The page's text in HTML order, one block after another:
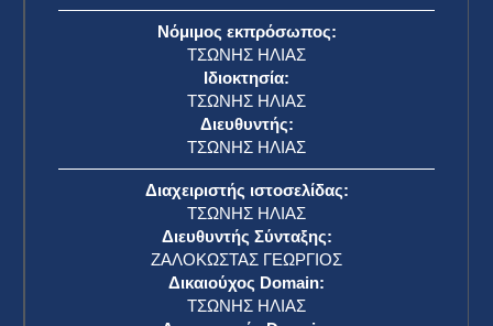
Νόμιμος εκπρόσωπος:
ΤΣΩΝΗΣ ΗΛΙΑΣ
Ιδιοκτησία:
ΤΣΩΝΗΣ ΗΛΙΑΣ
Διευθυντής:
ΤΣΩΝΗΣ ΗΛΙΑΣ
Διαχειριστής ιστοσελίδας:
ΤΣΩΝΗΣ ΗΛΙΑΣ
Διευθυντής Σύνταξης:
ΖΑΛΟΚΩΣΤΑΣ ΓΕΩΡΓΙΟΣ
Δικαιούχος Domain:
ΤΣΩΝΗΣ ΗΛΙΑΣ